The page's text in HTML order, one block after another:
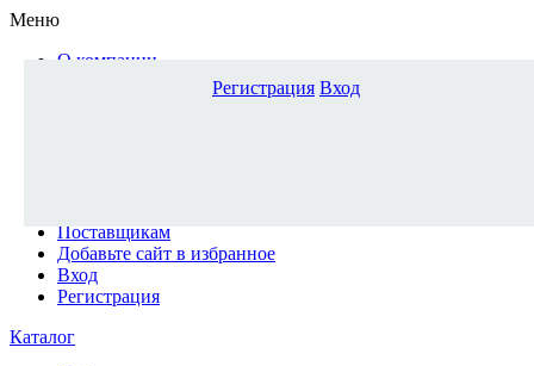
Меню
О компании
Поставщикам
Добавьте сайт в избранное
Вход
Регистрация
Каталог
Регистрация Вход